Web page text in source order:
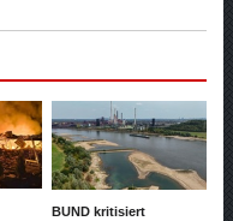
BUND kritisiert